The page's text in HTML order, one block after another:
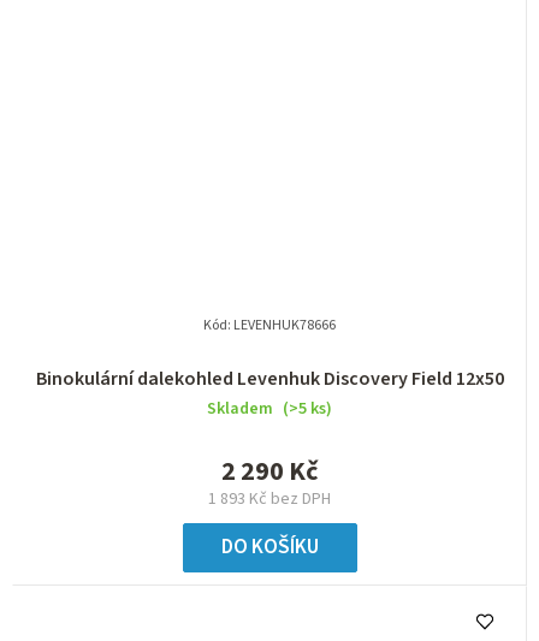
Binokulární dalekohled Levenhuk Discovery Field 12x50
Skladem (>5 ks)
1 893 Kč bez DPH
2 290 Kč
DO KOŠÍKU
Kód: LEVENHUK78666